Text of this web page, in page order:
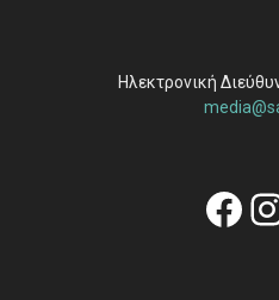
Ηλεκτρονική